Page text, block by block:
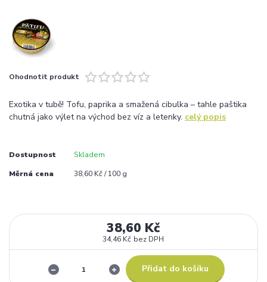
Ohodnotit produkt
Exotika v tubě! Tofu, paprika a smažená cibulka – tahle paštika
chutná jako výlet na východ bez víz a letenky. celý popis
Dostupnost Skladem
Měrná cena 38,60 Kč / 100 g
38,60 Kč
34,46 Kč bez DPH
Přidat do košíku